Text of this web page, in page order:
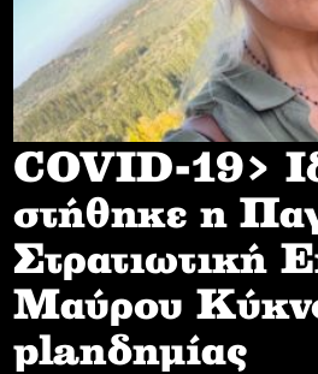
COVID-19>
στήθηκε η
Στρατιωτική
Mαύρου
planδημίας